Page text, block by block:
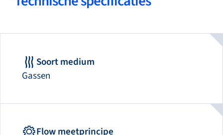
Soort medium
Gassen
Flow meetprincipe